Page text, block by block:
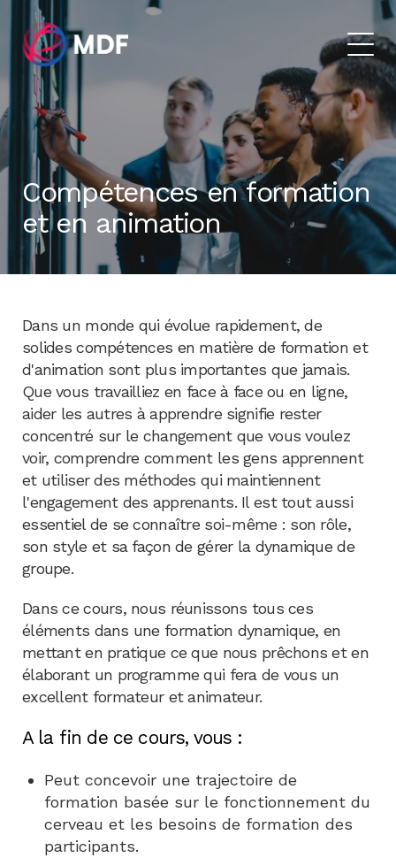
Compétences en formation
et en animation
Dans un monde qui évolue rapidement, de
solides compétences en matière de formation et
d'animation sont plus importantes que jamais.
Que vous travailliez en face à face ou en ligne,
aider les autres à apprendre signifie rester
concentré sur le changement que vous voulez
voir, comprendre comment les gens apprennent
et utiliser des méthodes qui maintiennent
l'engagement des apprenants. Il est tout aussi
essentiel de se connaître soi-même : son rôle,
son style et sa façon de gérer la dynamique de
groupe.
Dans ce cours, nous réunissons tous ces
éléments dans une formation dynamique, en
mettant en pratique ce que nous prêchons et en
élaborant un programme qui fera de vous un
excellent formateur et animateur.
A la fin de ce cours, vous :
Peut concevoir une trajectoire de
formation basée sur le fonctionnement du
cerveau et les besoins de formation des
participants.